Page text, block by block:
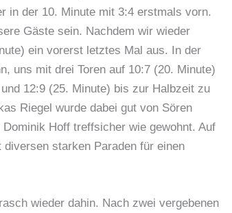
in der 10. Minute mit 3:4 erstmals vorn.
Gäste sein. Nachdem wir wieder
ein vorerst letztes Mal aus. In der
uns mit drei Toren auf 10:7 (20. Minute)
12:9 (25. Minute) bis zur Halbzeit zu
Riegel wurde dabei gut von Sören
Hoff treffsicher wie gewohnt. Auf
starken Paraden für einen
wieder dahin. Nach zwei vergebenen